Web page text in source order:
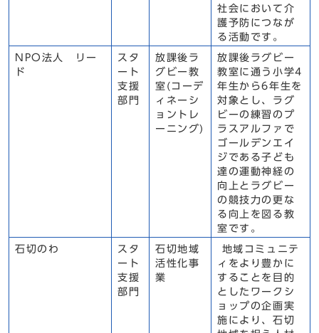
社会において介
護予防につなが
る活動です。
NPO法人 リー
ド
スタ
ート
支援
部門
放課後ラ
グビー教
室(コーデ
ィネーシ
ョントレ
ーニング)
放課後ラグビー
教室に通う小学4
年生から6年生を
対象とし、ラグ
ビーの練習のプ
ラスアルファで
ゴールデンエイ
ジである子ども
達の運動神経の
向上とラグビー
の競技力の更な
る向上を図る教
室です。
石切のわ
スタ
ート
支援
部門
石切地域
活性化事
業
地域コミュニテ
ィをより豊かに
することを目的
としたワークシ
ョップの企画実
施により、石切